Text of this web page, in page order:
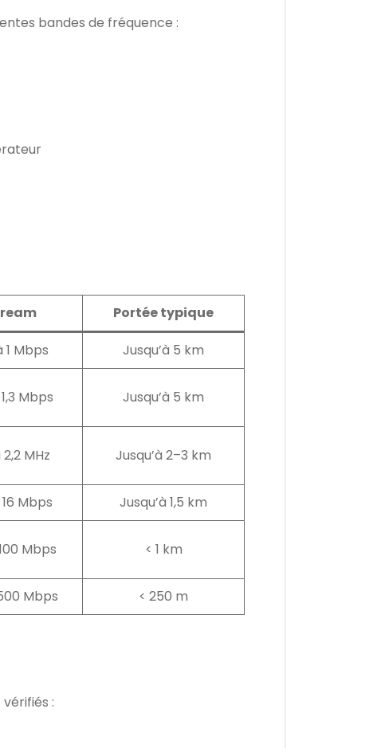
bandes de fréquence :
Portée typique
1 Mbps Jusqu’à 5 km
Mbps Jusqu’à 5 km
MHz Jusqu’à 2–3 km
Mbps Jusqu’à 1,5 km
Mbps < 1 km
Mbps < 250 m
: